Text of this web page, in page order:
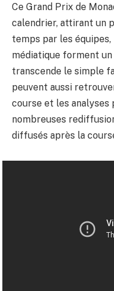
Ce Grand Prix de
calendrier, attirant un
temps par les
médiatique forment
transcende le simple
peuvent aussi
course et les analyses
nombreuses
diffusés après la